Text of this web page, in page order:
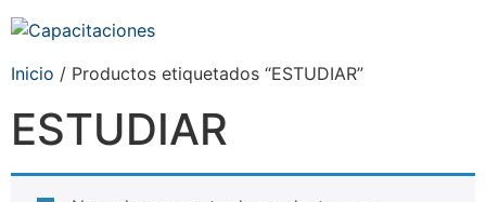
Inicio / Productos etiquetados “ESTUDIAR”
ESTUDIAR